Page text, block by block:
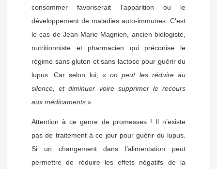
consommer favoriserait l’apparition ou le
développement de maladies auto-immunes. C’est
le cas de Jean-Marie Magnien, ancien biologiste,
nutritionniste et pharmacien qui préconise le
régime sans gluten et sans lactose pour guérir du
lupus. Car selon lui, «on peut les réduire au
silence, et diminuer voire supprimer le recours
aux médicaments ».
Attention à ce genre de promesses ! Il n’existe
pas de traitement à ce jour pour guérir du lupus.
Si un changement dans l’alimentation peut
permettre de réduire les effets négatifs de la